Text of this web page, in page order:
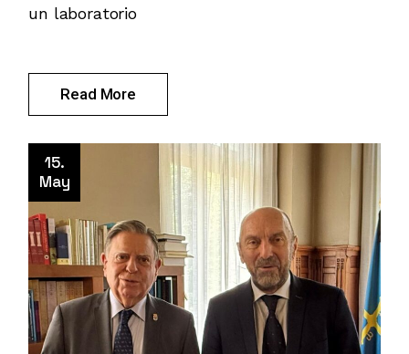
un laboratorio
Read More
15.
May